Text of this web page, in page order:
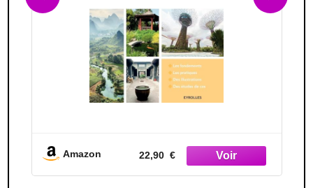
Amazon 8,90 €